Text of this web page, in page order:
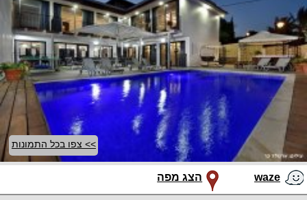
>> צפו בכל התמונות
waze הצג מפה